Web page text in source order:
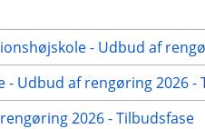
- Udbud af
- Udbud af rengøring 2026 -
2026 - Tilbudsfase